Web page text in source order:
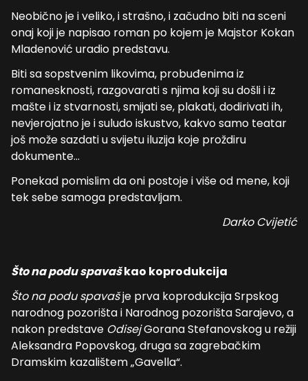
Neobično je i veliko, i strašno, i začudno biti na sceni
onaj koji je napisao roman po kojem je Majstor Kokan
Mladenović uradio predstavu.
Biti sa sopstvenim likovima, probuđenima iz
romanesknosti, razgovarati s njima koji su došli i iz
mašte i iz stvarnosti, smijati se, plakati, dodirivati ih,
nevjerojatno je i suludo iskustvo, kakvo samo teatar
još može sazdati u svijetu iluzija koje proždiru
dokumente...
Ponekad pomislim da oni postoje i više od mene, koji
tek sebe samoga predstavljam.
Darko Cvijetić
Što na podu spavaškao koprodukcija
Što na podu spavašje prva koprodukcija Srpskog
narodnog pozorišta i Narodnog pozorišta Sarajevo, a
nakon predstave OdisejGorana Stefanovskog u režiji
Aleksandra Popovskog, druga sa zagrebačkim
Dramskim kazalištem „Gavella“.